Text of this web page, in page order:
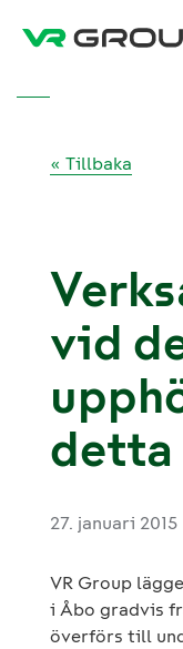
« Tillbaka
vid
detta
27. januari 2015
VR Group
i Åbo gradvis
överförs till